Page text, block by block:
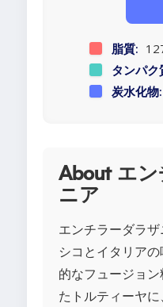
脂質:
タンパク
炭水化物:
About エ
ニア
エンチラーダラ
シコとイタリア
的なフュージョ
たトルティーヤ